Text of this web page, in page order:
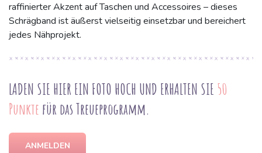
raffinierter Akzent auf Taschen und Accessoires – dieses
Schrägband ist äußerst vielseitig einsetzbar und bereichert
jedes Nähprojekt.
LADEN SIE HIER EIN FOTO HOCH UND ERHALTEN SIE 50
Punkte für das Treueprogramm.
ANMELDEN